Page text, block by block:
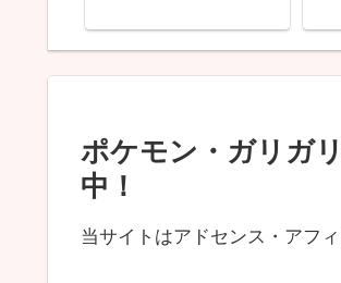
ポケモン・ガリガ
中！
当サイトはアドセンス・アフ